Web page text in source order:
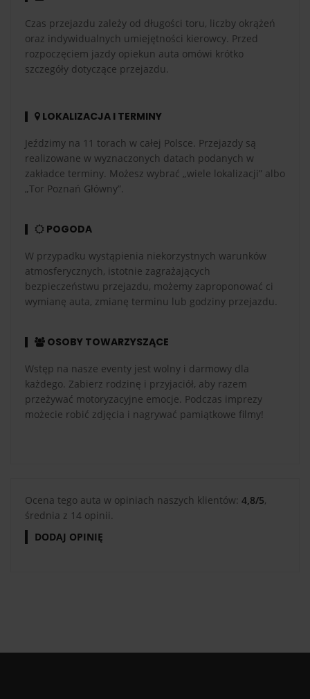
Czas przejazdu zależy od długości toru, liczby okrążeń
oraz indywidualnych umiejętności kierowcy. Przed
rozpoczęciem jazdy opiekun auta omówi krótko
szczegóły dotyczące przejazdu.
LOKALIZACJA I TERMINY
Jeździmy na 11 torach w całej Polsce. Przejazdy są
realizowane w wyznaczonych datach podanych w
zakładce terminy. Możesz wybrać „wiele lokalizacji” albo
„Tor Poznań Główny”.
POGODA
W przypadku wystąpienia niekorzystnych warunków
atmosferycznych, istotnie zagrażających
bezpieczeństwu przejazdu, możemy zaproponować ci
wymianę auta, zmianę terminu lub godziny przejazdu.
OSOBY TOWARZYSZĄCE
Wstęp na nasze eventy jest wolny i darmowy dla
każdego. Zabierz rodzinę i przyjaciół, aby razem
przeżywać motoryzacyjne emocje. Podczas imprezy
możecie robić zdjęcia i nagrywać pamiątkowe filmy!
Ocena tego auta w opiniach naszych klientów: 4,8/5,
średnia z 14 opinii.
DODAJ OPINIĘ